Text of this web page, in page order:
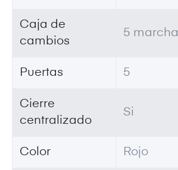
Caja de
cambios
5
Puertas 5
Cierre
centralizado
Si
Color Rojo